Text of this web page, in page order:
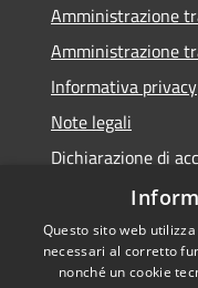
Amministrazione
Amministrazione
Informativa privacy
Note legali
Dichiarazione di
Obbiettivi di
Questo sito web
necessari al corretto
nonché un cookie